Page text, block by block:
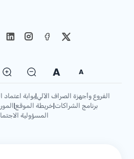
A
A
الفروع وأجهزة الصراف الآلي|بوابة
برنامج الشراكات|خريطة الموقع|
المسؤولية